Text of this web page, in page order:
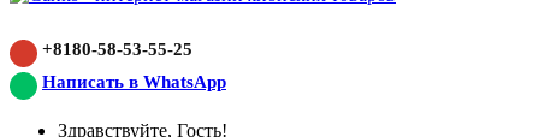
+8180-58-53-55-25
Написать в WhatsApp
Здравствуйте, Гость!